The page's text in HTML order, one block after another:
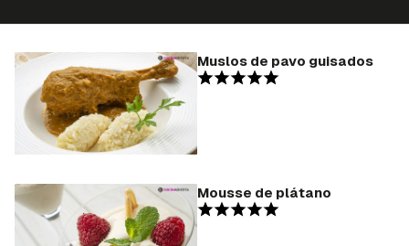
Muslos de pavo guisados
Mousse de plátano